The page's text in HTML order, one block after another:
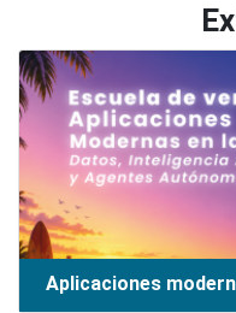
Aplicaciones